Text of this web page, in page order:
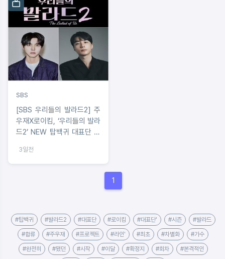
SBS
[SBS 우리들의 발라드2] 주
우재X로이킴, ‘우리들의 발라
드2’ NEW 탑백귀 대표단 확
3일전
1
#탑백귀 #발라드2 #대표단 #로이킴 #대표단' #시즌 #발라드
#합류 #주우재 #프로젝트 #라인' #최초 #차별화 #가수
#완전히 #됐던 #시작 #이달 #확정지 #회차 #본격적인